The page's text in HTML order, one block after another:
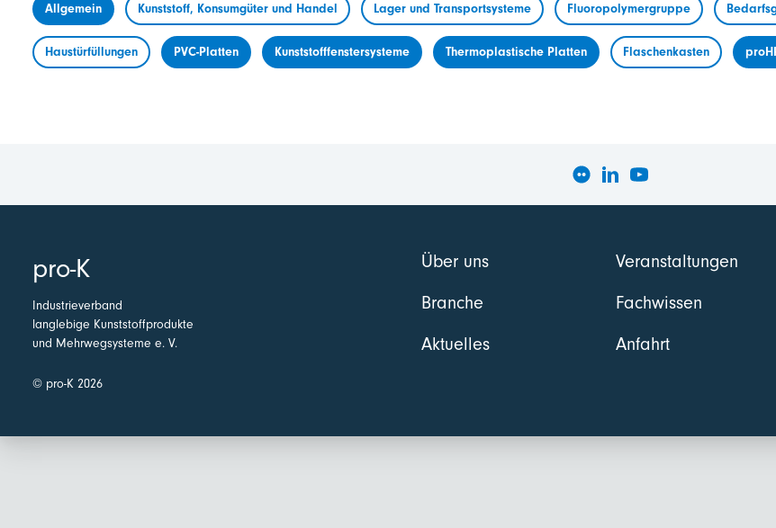
Allgemein Kunststoff, Konsumgüter und Handel Lager und Transportsysteme Fluoropolymergruppe
Haustürfüllungen PVC-Platten Kunststofffenstersysteme Thermoplastische Platten Flaschenkasten
pro-K
Industrieverband
langlebige Kunststoffprodukte
und Mehrwegsysteme e. V.
© pro-K 2026
Über uns
Branche
Aktuelles
Veranstaltungen
Fachwissen
Anfahrt